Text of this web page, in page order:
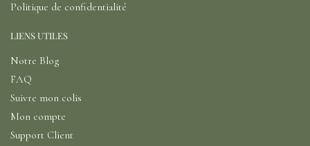
Politique de confidentialité
LIENS UTILES
Notre Blog
FAQ
Suivre mon colis
Mon compte
Support Client